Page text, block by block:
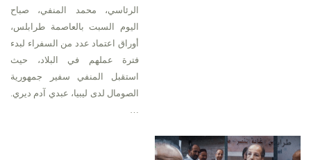
الرئاسي، محمد المنفي، صباح
اليوم السبت بالعاصمة طرابلس،
أوراق اعتماد عدد من السفراء لبدء
فترة عملهم في البلاد، حيث
استقبل المنفي سفير جمهورية
الصومال لدى ليبيا، عبدي آدم ديري.
…